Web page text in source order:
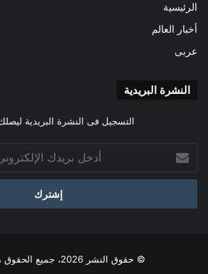
الرئيسية
أخبار العالم
عربى
النشرة البريدية
التسجيل فى النشرة البريدية
بريدك
الإلكتروني
© حقوق النشر 2026، جميع الحقوق محفوظة |